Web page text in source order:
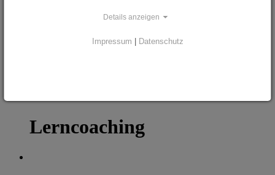
Veranstaltungen
Lerncoaching
Details anzeigen
Impressum | Datenschutz